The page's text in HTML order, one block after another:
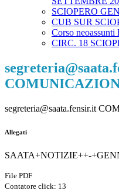
SCIOPERO
CUB SUR
Corso neoassunti
CIRC. 18
segreteria@saata.fensir.it
Allegati
SAATA+NOTIZIE++-
File PDF
Contatore click: 13